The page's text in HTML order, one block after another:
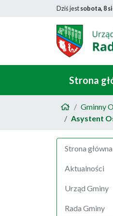
Dziś jestsobota, 8
Strona
Gminny
Asystent
Strona główna
Aktualności
Urząd Gminy
Rada Gminy